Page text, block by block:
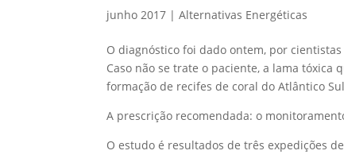
junho 2017 |Alternativas Energéticas
O diagnóstico foi dado ontem, por
Caso não se trate o paciente, a lama
formação de recifes de coral do Atlântico
A prescrição recomendada: o
O estudo é resultados de três expedições